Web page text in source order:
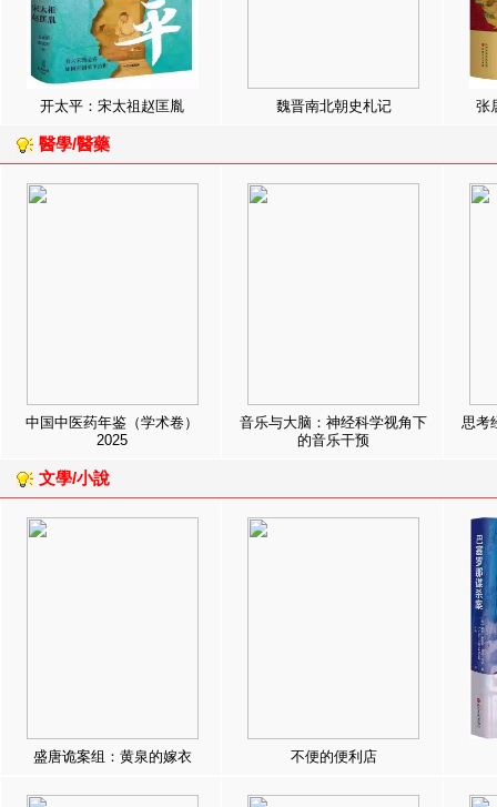
开太平：宋太祖赵匡胤 魏晋南北朝史札记 张
醫學/醫藥
中国中医药年鉴（学术卷）
2025
音乐与大脑：神经科学视角下
的音乐干预
思考
文學/小說
盛唐诡案组：黄泉的嫁衣 不便的便利店